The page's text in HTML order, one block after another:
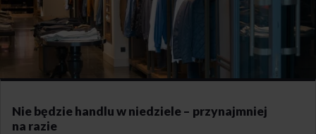
Nie będzie handlu w niedziele – przynajmniej
na razie